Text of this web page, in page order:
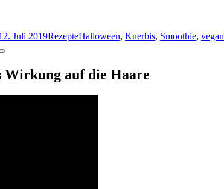
Juli 2019RezepteHalloween, Kuerbis, Smoothie, vegan
Suchen
Wirkung auf die Haare